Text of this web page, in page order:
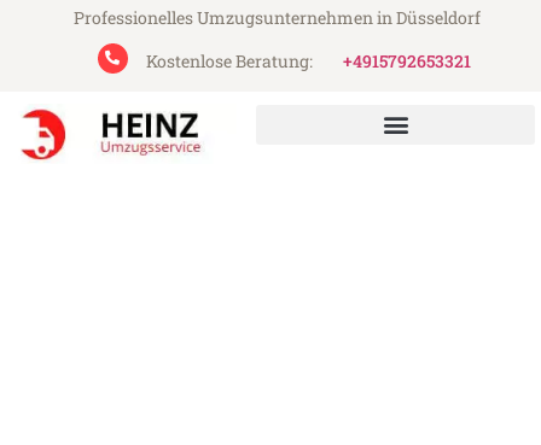
Professionelles Umzugsunternehmen in Düsseldorf
Kostenlose Beratung:
+4915792653321